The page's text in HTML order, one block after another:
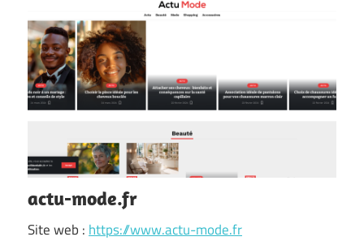
actu-mode.fr
Site web : https://www.actu-mode.fr